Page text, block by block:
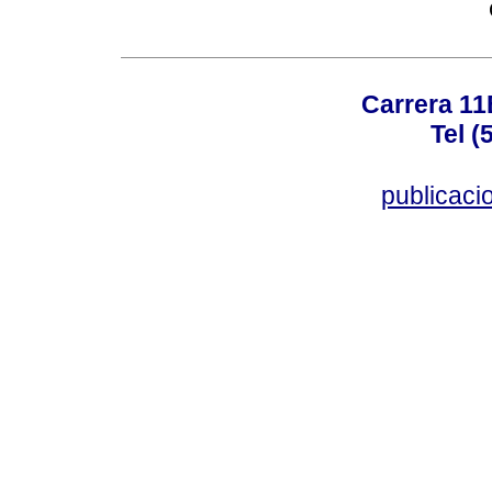
Carrera
Tel